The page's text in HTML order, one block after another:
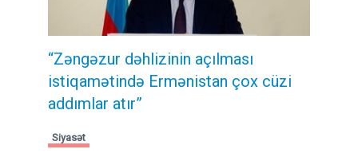
“Zəngəzur dəhlizinin açılması
istiqamətində Ermənistan çox cüzi
addımlar atır”
Siyasət